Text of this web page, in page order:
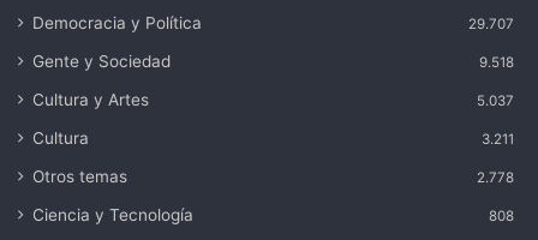
Democracia y Política 29.707
Gente y Sociedad 9.518
Cultura y Artes 5.037
Cultura 3.211
Otros temas 2.778
Ciencia y Tecnología 808